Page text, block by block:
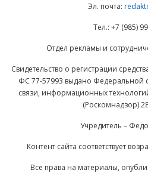
Эл. почта:
Тел.: +7 (985)
Отдел рекламы и
Свидетельство о регистрации
ФС 77-57993 выдано Федеральной
связи, информационных
(Роскомнадзор)
Учредитель –
Контент сайта соответствует
Все права на материалы,